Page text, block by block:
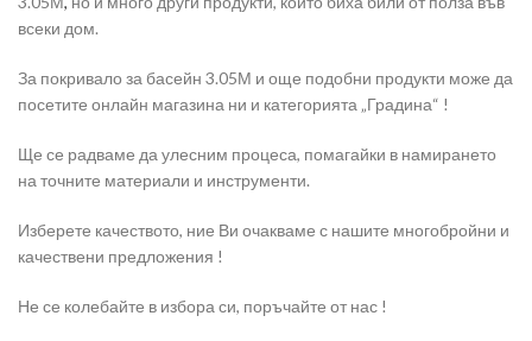
всеки дом.
За покривало за басейн 3.05М и още подобни продукти може да
посетите онлайн магазина ни и категорията „Градина“ !
Ще се радваме да улесним процеса, помагайки в намирането
на точните материали и инструменти.
Изберете качеството, ние Ви очакваме с нашите многобройни и
качествени предложения !
Не се колебайте в избора си, поръчайте от нас !